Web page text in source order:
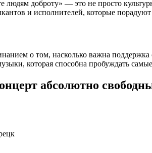
доброту» — это не просто
и исполнителей, которые
о том, насколько важна
которая способна пробуждать
абсолютно